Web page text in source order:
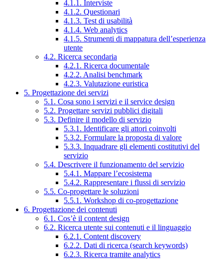
4.1.1. Interviste
4.1.2. Questionari
4.1.3. Test di usabilità
4.1.4. Web analytics
4.1.5. Strumenti di mappatura dell’esperienza
utente
4.2. Ricerca secondaria
4.2.1. Ricerca documentale
4.2.2. Analisi benchmark
4.2.3. Valutazione euristica
5. Progettazione dei servizi
5.1. Cosa sono i servizi e il service design
5.2. Progettare servizi pubblici digitali
5.3. Definire il modello di servizio
5.3.1. Identificare gli attori coinvolti
5.3.2. Formulare la proposta di valore
5.3.3. Inquadrare gli elementi costitutivi del
servizio
5.4. Descrivere il funzionamento del servizio
5.4.1. Mappare l’ecosistema
5.4.2. Rappresentare i flussi di servizio
5.5. Co-progettare le soluzioni
5.5.1. Workshop di co-progettazione
6. Progettazione dei contenuti
6.1. Cos’è il content design
6.2. Ricerca utente sui contenuti e il linguaggio
6.2.1. Content discovery
6.2.2. Dati di ricerca (search keywords)
6.2.3. Ricerca tramite analytics